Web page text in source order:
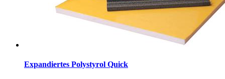
Expandiertes Polystyrol Quick